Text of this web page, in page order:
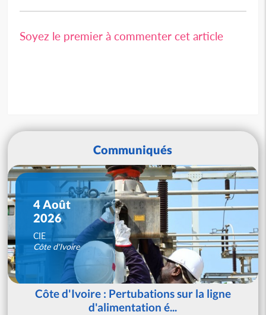
Soyez le premier à commenter cet article
Communiqués
4 Août
2026
CIE
Côte d'Ivoire
Côte d'Ivoire : Pertubations sur la ligne
d'alimentation é...